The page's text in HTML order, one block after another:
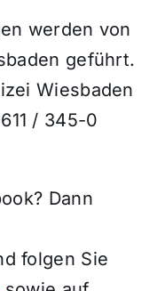
werden von
geführt.
Wiesbaden
/ 345-0
Dann
folgen Sie